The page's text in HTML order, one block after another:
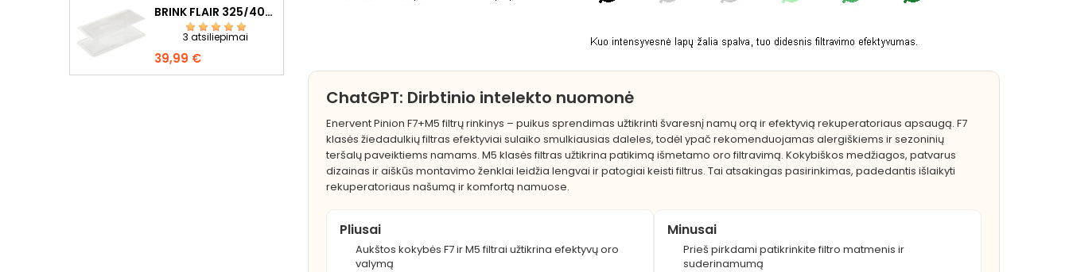
BRINK FLAIR 325/400 F7+G4
3 atsiliepimai
Kaina
39,99 €
ChatGPT: Dirbtinio intelekto nuomonė
Enervent Pinion F7+M5 filtrų rinkinys – puikus sprendimas užtikrinti švaresnį namų orą ir efektyvią rekuperatoriaus apsaugą. F7
klasės žiedadulkių filtras efektyviai sulaiko smulkiausias daleles, todėl ypač rekomenduojamas alergiškiems ir sezoninių
teršalų paveiktiems namams. M5 klasės filtras užtikrina patikimą išmetamo oro filtravimą. Kokybiškos medžiagos, patvarus
dizainas ir aiškūs montavimo ženklai leidžia lengvai ir patogiai keisti filtrus. Tai atsakingas pasirinkimas, padedantis išlaikyti
rekuperatoriaus našumą ir komfortą namuose.
Pliusai
Aukštos kokybės F7 ir M5 filtrai užtikrina efektyvų oro
valymą
Minusai
Prieš pirkdami patikrinkite filtro matmenis ir
suderinamumą